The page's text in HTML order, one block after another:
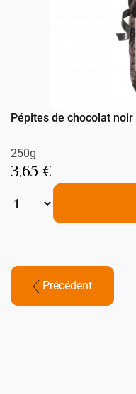
Pépites de chocolat noir
250g
3,65 €
Précédent